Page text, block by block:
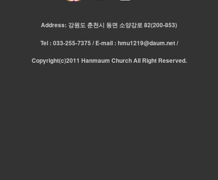
Address: 강원도 춘천시 동면 소양강로 82(200-853)
Tel : 033-255-7375 / E-mail : hmu1219@daum.net /
Copyright(c)2011 Hanmaum Church All Right Reserved.